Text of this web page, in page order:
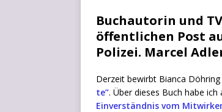
Buchautorin und
öffentlichen Post
Polizei. Marcel
Der­zeit bewirbt Bian­ca
te”. Über die­ses Buch habe
Ein­ver­ständ­nis vom